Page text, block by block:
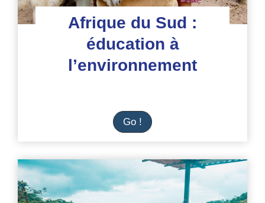
Afrique du Sud :
éducation à
l’environnement
Go ! Afrique
du
:
éducation